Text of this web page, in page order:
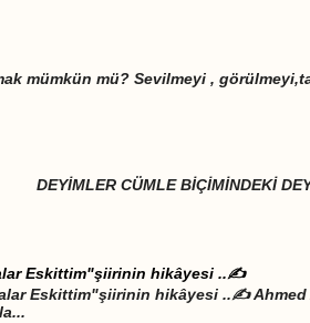
mümkün mü? Sevilmeyi ,
BİÇİMİNDEKİ
Eskittim"şiirinin hikâyesi ..✍️
Eskittim"şiirinin hikâyesi ..✍️ Ahmed